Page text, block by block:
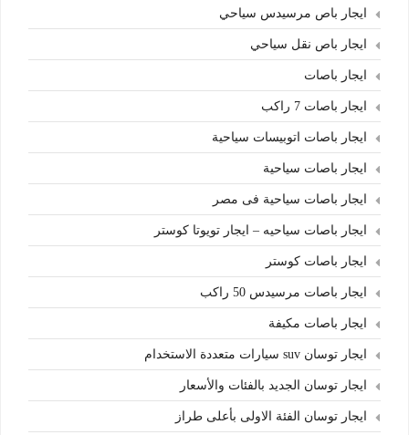
ايجار باص مرسيدس سياحي
ايجار باص نقل سياحي
ايجار باصات
ايجار باصات 7 راكب
ايجار باصات اتوبيسات سياحية
ايجار باصات سياحية
ايجار باصات سياحية فى مصر
ايجار باصات سياحيه – ايجار تويوتا كوستر
ايجار باصات كوستر
ايجار باصات مرسيدس 50 راكب
ايجار باصات مكيفة
ايجار توسان suv سيارات متعددة الاستخدام
ايجار توسان الجديد بالفئات والأسعار
ايجار توسان الفئة الاولى بأعلى طراز